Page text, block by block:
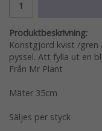
Produktbeskrivning:
Konstgjord kvist /
pyssel. Att fylla ut en
Från Mr Plant
Mäter 35cm
Säljes per styck